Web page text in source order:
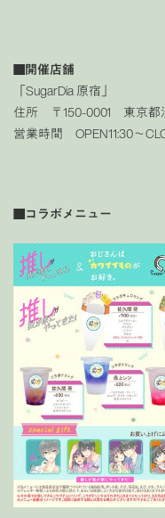
■開催店舗
「SugarDia 原宿」
住所 〒150-0001 東京都
営業時間 OPEN11:30〜
■コラボメニュー